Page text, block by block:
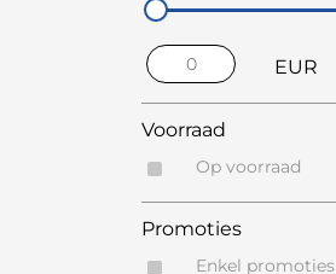
EUR
Voorraad
Op voorraad
Promoties
Enkel promoties